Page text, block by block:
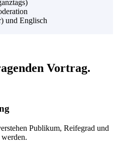
und Englisch
Vortrag.
Publikum, Reifegrad und